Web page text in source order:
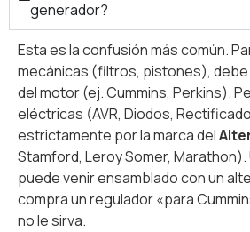
generador?
Esta es la confusión más común.
mecánicas (filtros, pistones), debe
del motor (ej. Cummins, Perkins).
eléctricas (AVR, Diodos,
estrictamente por la marca del
Stamford, Leroy Somer, Marathon).
puede venir ensamblado con un
compra un regulador «para
no le sirva.